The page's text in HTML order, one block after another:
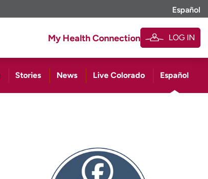
Español
My Health Connection LOG IN
Stories News Live Colorado Español